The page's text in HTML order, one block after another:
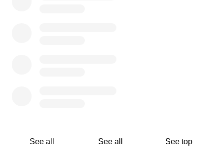
See all See all See top
"Vita Indipendente" non è solo un progetto: è una